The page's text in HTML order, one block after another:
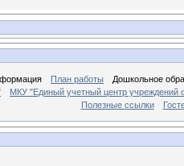
План работы
Дошкольное
МКУ "Единый учетный центр учреждений
Полезные ссылки